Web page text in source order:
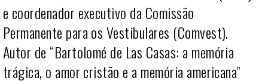
e coordenador executivo da Comissão
Permanente para os Vestibulares (Comvest).
Autor de “Bartolomé de Las Casas: a memória
trágica, o amor cristão e a memória americana”